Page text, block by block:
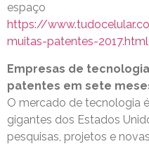
espaço
https://
muitas-patentes-2017.html
Empresas de
patentes em sete
O mercado de tecnologia
gigantes dos Estados
pesquisas, projetos e